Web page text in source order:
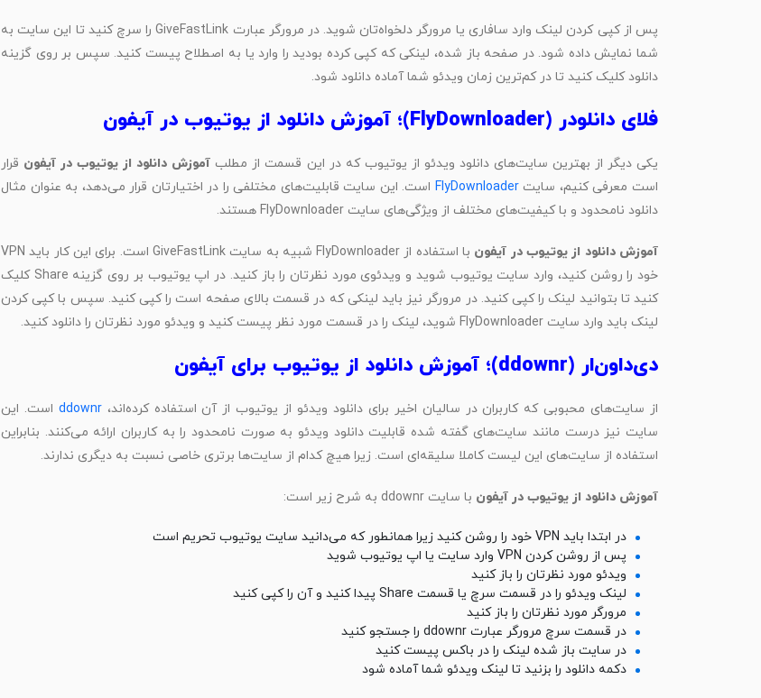
پس از کپی کردن لینک وارد سافاری یا مرورگر دلخواه‌تان شوید. در مرورگر عبارت GiveFastLink را سرچ کنید تا این سایت به
شما نمایش داده شود. در صفحه باز شده، لینکی که کپی کرده بودید را وارد یا به اصطلاح پیست کنید. سپس بر روی گزینه
دانلود کلیک کنید تا در کم‌ترین زمان ویدئو شما آماده دانلود شود.
فلای دانلودر (FlyDownloader)؛ آموزش دانلود از یوتیوب در آیفون
یکی دیگر از بهترین سایت‌های دانلود ویدئو از یوتیوب که در این قسمت از مطلب آموزش دانلود از یوتیوب در آیفون قرار
است معرفی کنیم، سایتFlyDownloader است. این سایت قابلیت‌های مختلفی را در اختیارتان قرار می‌دهد، به عنوان مثال
دانلود نامحدود و با کیفیت‌های مختلف از ویژگی‌های سایت FlyDownloader هستند.
آموزش دانلود از یوتیوب در آیفون
با استفاده از FlyDownloader شبیه به سایت GiveFastLink است. برای این کار باید VPN
خود را روشن کنید، وارد سایت یوتیوب شوید و ویدئوی مورد نظرتان را باز کنید. در اپ یوتیوب بر روی گزینه Share کلیک
کنید تا بتوانید لینک را کپی کنید. در مرورگر نیز باید لینکی که در قسمت بالای صفحه است را کپی کنید. سپس با کپی کردن
لینک باید وارد سایت FlyDownloader شوید، لینک را در قسمت مورد نظر پیست کنید و ویدئو مورد نظرتان را دانلود کنید.
دی‌داون‌ار (ddownr)؛ آموزش دانلود از یوتیوب برای آیفون
از سایت‌های محبوبی که کاربران در سالیان اخیر برای دانلود ویدئو از یوتیوب از آن استفاده کرده‌اند،ddownr است. این
سایت نیز درست مانند سایت‌های گفته شده قابلیت دانلود ویدئو به صورت نامحدود را به کاربران ارائه می‌کنند. بنابراین
استفاده از سایت‌های این لیست کاملا سلیقه‌ای است. زیرا هیچ کدام از سایت‌ها برتری خاصی نسبت به دیگری ندارند.
آموزش دانلود از یوتیوب در آیفون با سایت ddownr به شرح زیر است:
در ابتدا باید VPN خود را روشن کنید زیرا همانطور که می‌دانید سایت یوتیوب تحریم است
پس از روشن کردن VPN وارد سایت یا اپ یوتیوب شوید
ویدئو مورد نظرتان را باز کنید
لینک ویدئو را در قسمت سرچ یا قسمت Share پیدا کنید و آن را کپی کنید
مرورگر مورد نظرتان را باز کنید
در قسمت سرچ مرورگر عبارت ddownr را جستجو کنید
در سایت باز شده لینک را در باکس پیست کنید
دکمه دانلود را بزنید تا لینک ویدئو شما آماده شود